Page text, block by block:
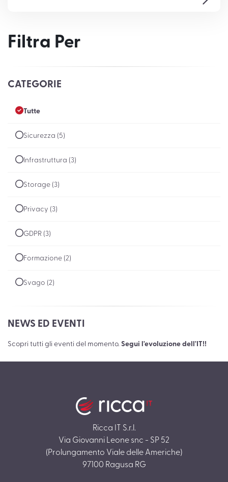
Filtra Per
CATEGORIE
Tutte
Sicurezza (5)
Infrastruttura (3)
Storage (3)
Privacy (3)
GDPR (3)
Formazione (2)
Svago (2)
NEWS ED EVENTI
Scopri tutti gli eventi del momento. Segui l'evoluzione dell'IT!!
Ricca IT S.r.l.
Via Giovanni Leone snc - SP 52
(Prolungamento Viale delle Americhe)
97100 Ragusa RG